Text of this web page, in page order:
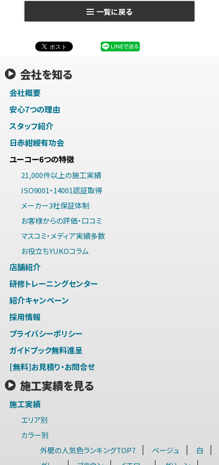
一覧に戻る
会社を知る
会社概要
安心7つの理由
スタッフ紹介
日赤紺綬有功会
ユーコー6つの特徴
21,000件以上の施工実績
ISO9001・14001認証取得
メーカー3社保証体制
お客様からの評価・口コミ
マスコミ・メディア実績多数
お役立ちYUKOコラム
店舗紹介
研修トレーニングセンター
紹介キャンペーン
採用情報
プライバシーポリシー
ガイドブック無料進呈
[無料]お見積り・お問合せ
施工実績を見る
施工実績
エリア別
カラー別
外壁の人気色ランキングTOP7
ベージュ
白